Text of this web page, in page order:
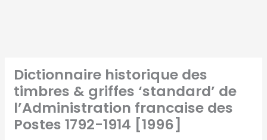
Dictionnaire historique des
timbres & griffes ‘standard’ de
l’Administration francaise des
Postes 1792-1914 [1996]